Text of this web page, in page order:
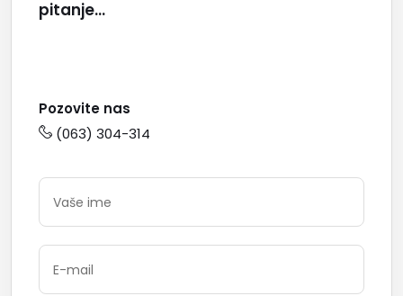
pitanje...
Pozovite nas
(063) 304-314